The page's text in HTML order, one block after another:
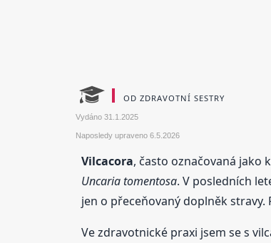
OD ZDRAVOTNÍ SESTRY
Vydáno 31.1.2025
Naposledy upraveno 6.5.2026
Vilcacora, často označovaná jako
Uncaria tomentosa. V posledních
jen o přeceňovaný doplněk stravy.
Ve zdravotnické praxi jsem se s